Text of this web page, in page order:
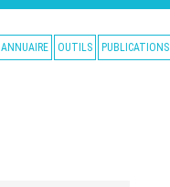
ANNUAIRE OUTILS PUBLICATIONS